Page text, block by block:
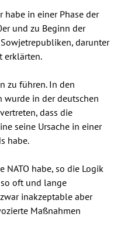
habe in einer Phase der
und zu Beginn der
darunter
erklärten.
zu führen. In den
wurde in der deutschen
dass die
seine Ursache in einer
habe.
NATO habe, so die Logik
oft und lange
inakzeptable aber
Maßnahmen